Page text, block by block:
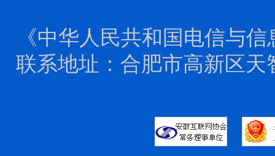
《中华人民共和国电信与
联系地址：合肥市高新区